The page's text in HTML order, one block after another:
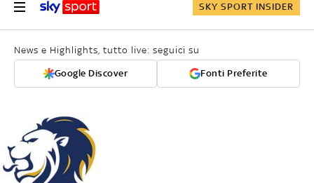
SKY SPORT INSIDER
News e Highlights, tutto live: seguici su
Google Discover Fonti Preferite